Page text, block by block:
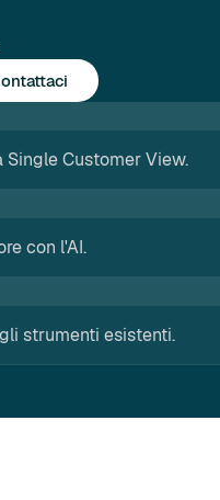
Customer View.
con l'AI.
strumenti esistenti.